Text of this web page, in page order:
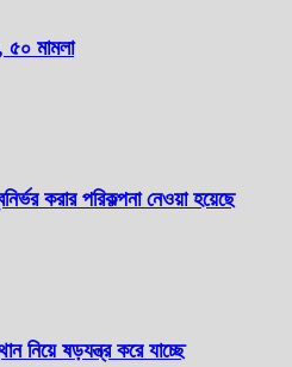
৫০ মামলা
করার পরিকল্পনা নেওয়া হয়েছে
নিয়ে ষড়যন্ত্র করে যাচ্ছে